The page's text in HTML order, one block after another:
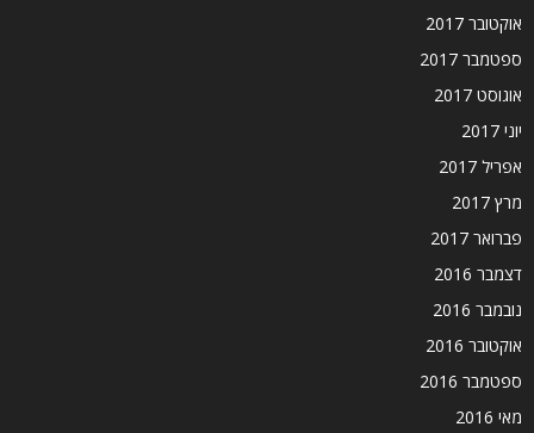
אוקטובר 2017
ספטמבר 2017
אוגוסט 2017
יוני 2017
אפריל 2017
מרץ 2017
פברואר 2017
דצמבר 2016
נובמבר 2016
אוקטובר 2016
ספטמבר 2016
מאי 2016